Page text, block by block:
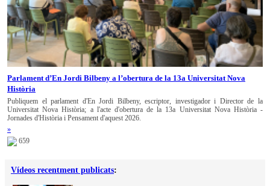
Parlament d’En Jordi Bilbeny a l’obertura de la 13a Universitat Nova
Història
Publiquem el parlament d'En Jordi Bilbeny, escriptor, investigador i Director de la
Universitat Nova Història; a l'acte d'obertura de la 13a Universitat Nova Història -
Jornades d'Història i Pensament d'aquest 2026.
»
659
Vídeos recentment publicats: